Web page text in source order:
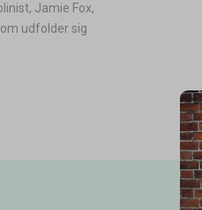
Jamie Fox,
udfolder sig